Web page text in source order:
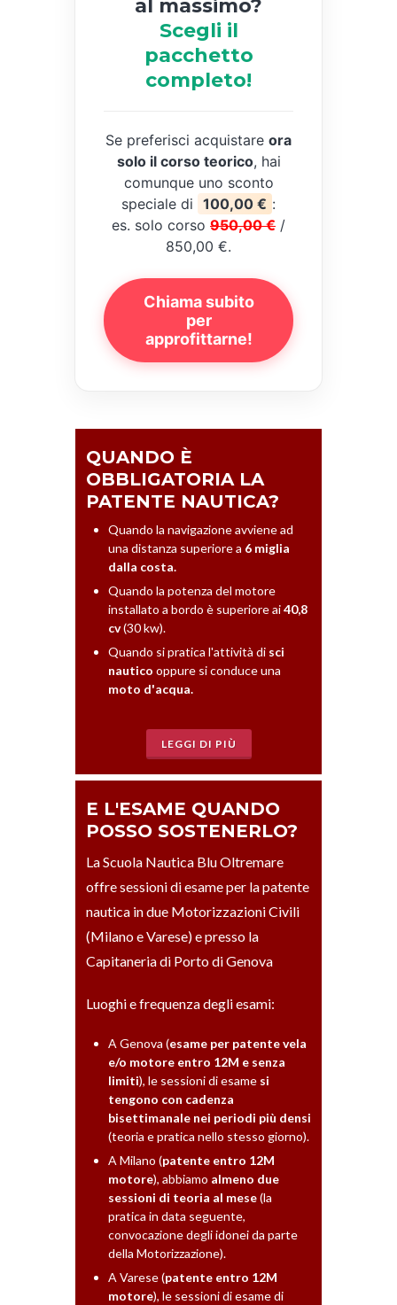
al massimo?
Scegli il
pacchetto
completo!
Se preferisci acquistare ora
solo il corso teorico, hai
comunque uno sconto
speciale di 100,00 € :
es. solo corso 950,00 € /
850,00 €.
Chiama subito
per
approfittarne!
QUANDO È
OBBLIGATORIA LA
PATENTE NAUTICA?
Quando la navigazione avviene ad
una distanza superiore a 6 miglia
dalla costa.
Quando la potenza del motore
installato a bordo è superiore ai40,8
cv(30 kw).
Quando si pratica l'attività di sci
nautico oppure si conduce una
moto d'acqua.
LEGGI DI PIÙ
E L'ESAME QUANDO
POSSO SOSTENERLO?
La Scuola Nautica Blu Oltremare
offre sessioni di esame per la patente
nautica in due Motorizzazioni Civili
(Milano e Varese) e presso la
Capitaneria di Porto di Genova
Luoghi e frequenza degli esami:
A Genova (esame per patente vela
e/o motore entro 12M e senza
limiti), le sessioni di esame si
tengono con cadenza
bisettimanale nei periodi più densi
(teoria e pratica nello stesso giorno).
A Milano (patente entro 12M
motore), abbiamo almeno due
sessioni di teoria al mese(la
pratica in data seguente,
convocazione degli idonei da parte
della Motorizzazione).
A Varese (patente entro 12M
motore), le sessioni di esame di